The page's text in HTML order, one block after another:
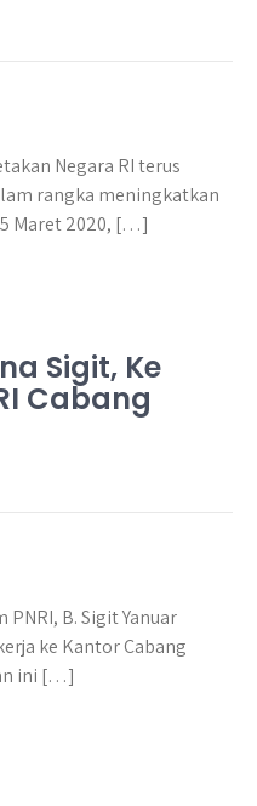
Negara RI terus
rangka meningkatkan
Maret 2020, […]
Sigit, Ke
Cabang
B. Sigit Yanuar
ke Kantor Cabang
ini […]